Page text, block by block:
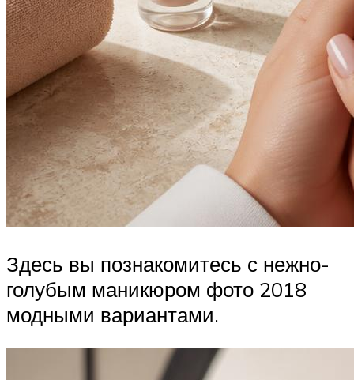
Здесь вы познакомитесь с нежно-
голубым маникюром фото 2018
модными вариантами.